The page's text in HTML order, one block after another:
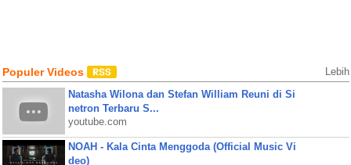
Populer Videos Lebih
Natasha Wilona dan Stefan William Reuni di Si
netron Terbaru S...
youtube.com
NOAH - Kala Cinta Menggoda (Official Music Vi
deo)